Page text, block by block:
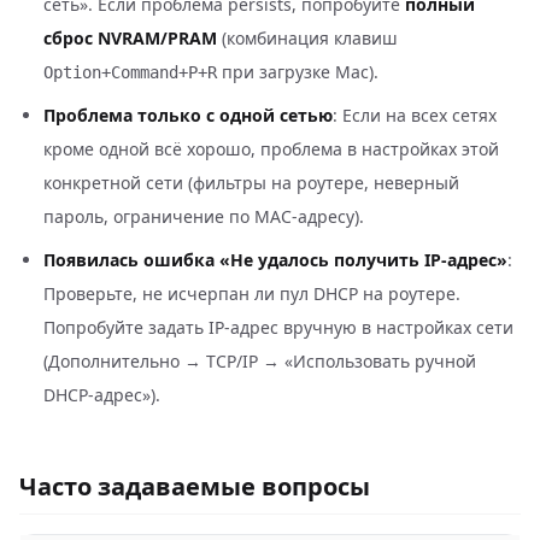
сброс NVRAM/PRAM (комбинация клавиш
Option+Command+P+Rпри загрузке Mac).
Проблема только с одной сетью: Если на всех сетях
кроме одной всё хорошо, проблема в настройках этой
конкретной сети (фильтры на роутере, неверный
пароль, ограничение по MAC-адресу).
Появилась ошибка «Не удалось получить IP-адрес»:
Проверьте, не исчерпан ли пул DHCP на роутере.
Попробуйте задать IP-адрес вручную в настройках сети
(Дополнительно → TCP/IP → «Использовать ручной
DHCP-адрес»).
Часто задаваемые вопросы